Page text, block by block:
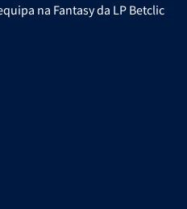
na Fantasy da LP Betclic